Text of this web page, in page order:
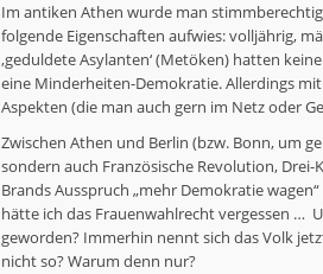
Im antiken Athen wurde man
folgende Eigenschaften aufwies: volljährig,
‚geduldete Asylanten‘ (Metöken) hatten
eine Minderheiten-Demokratie. Allerdings
Aspekten (die man auch gern im Netz oder
Zwischen Athen und Berlin (bzw. Bonn, um
sondern auch Französische Revolution,
Brands Ausspruch „mehr Demokratie
hätte ich das Frauenwahlrecht vergessen …
geworden? Immerhin nennt sich das Volk
nicht so? Warum denn nur?